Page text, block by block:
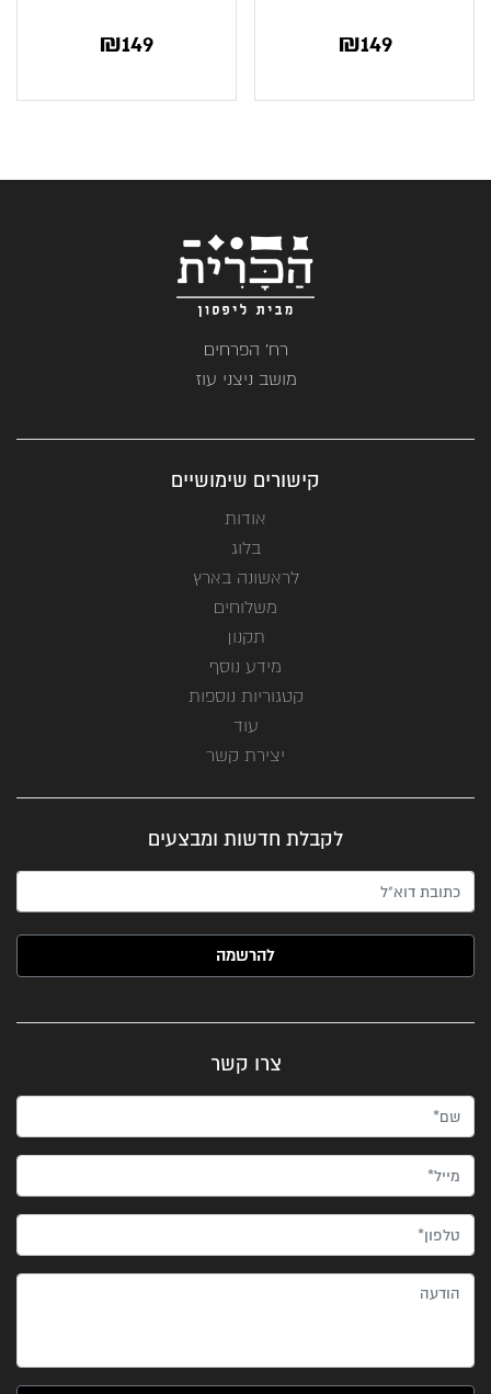
₪149
₪149
רח' הפרחים
מושב ניצני עוז
קישורים שימושיים
אודות
בלוג
לראשונה בארץ
משלוחים
תקנון
מידע נוסף
קטגוריות נוספות
עוד
יצירת קשר
לקבלת חדשות ומבצעים
האימייל שלך (חובה)
צרו קשר